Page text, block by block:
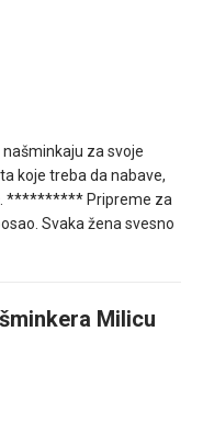
za svoje
koje treba da nabave,
********** Pripreme za
Svaka žena svesno
Milicu